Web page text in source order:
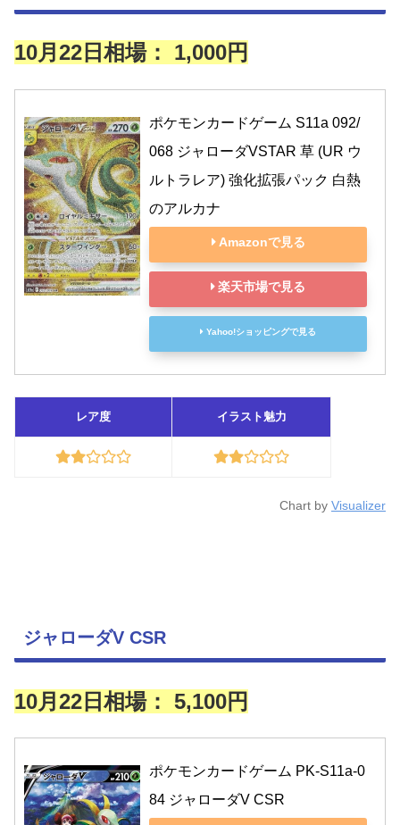
10月22日相場： 1,000円
ポケモンカードゲーム S11a 092/
068 ジャローダVSTAR 草 (UR ウ
ルトラレア) 強化拡張パック 白熱
のアルカナ
Amazonで見る
楽天市場で見る
Yahoo!ショッピングで見る
レア度 イラスト魅力
Chart by Visualizer
ジャローダV CSR
10月22日相場： 5,100円
ポケモンカードゲーム PK-S11a-0
84 ジャローダV CSR